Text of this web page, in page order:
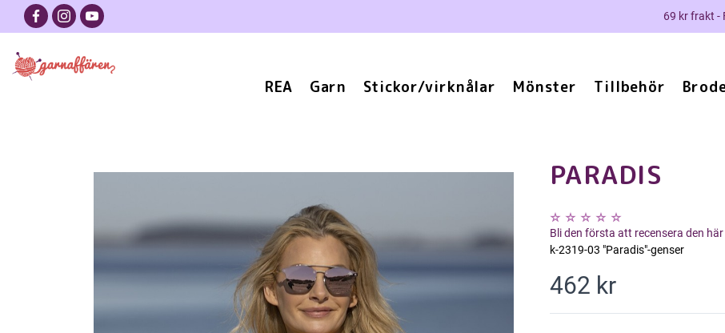
69 kr frakt -
REA Garn Stickor/virknålar Mönster Tillbehör
PARADIS
Bli den första att recensera den
k-2319-03 "Paradis"-genser
462 kr